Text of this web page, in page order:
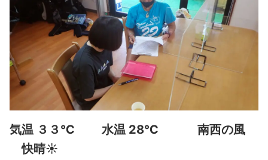
気温 ３３℃ 水温 28℃ 南西の風
快晴☀